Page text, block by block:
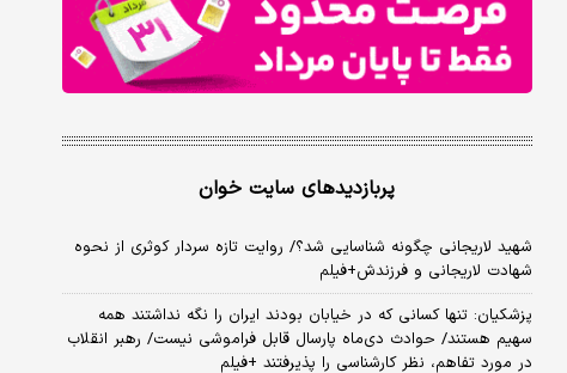
پربازدیدهای سایت خوان
شهید لاریجانی چگونه شناسایی شد؟/ روایت تازه سردار کوثری از نحوه
شهادت لاریجانی و فرزندش+فیلم
پزشکیان: تنها کسانی که در خیابان بودند ایران را نگه نداشتند همه
سهیم هستند/ حوادث دی‌ماه پارسال قابل فراموشی نیست/ رهبر انقلاب
در مورد تفاهم، نظر کارشناسی را پذیرفتند +فیلم